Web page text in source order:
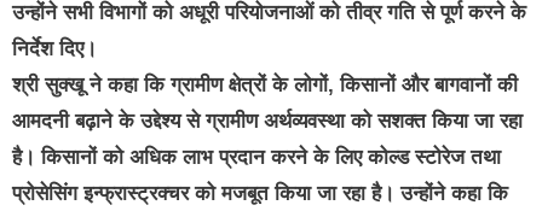
उन्होंने सभी विभागों को अधूरी परियोजनाओं को तीव्र गति से पूर्ण करने के
निर्देश दिए।
श्री सुक्खू ने कहा कि ग्रामीण क्षेत्रों के लोगों, किसानों और बागवानों की
आमदनी बढ़ाने के उद्देश्य से ग्रामीण अर्थव्यवस्था को सशक्त किया जा रहा
है। किसानों को अधिक लाभ प्रदान करने के लिए कोल्ड स्टोरेज तथा
प्रोसेसिंग इन्फ्रास्ट्रक्चर को मजबूत किया जा रहा है। उन्होंने कहा कि